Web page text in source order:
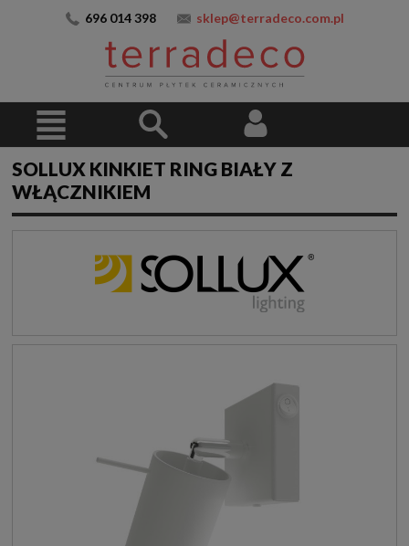
696 014 398 sklep@terradeco.com.pl
SOLLUX KINKIET RING BIAŁY Z
WŁĄCZNIKIEM